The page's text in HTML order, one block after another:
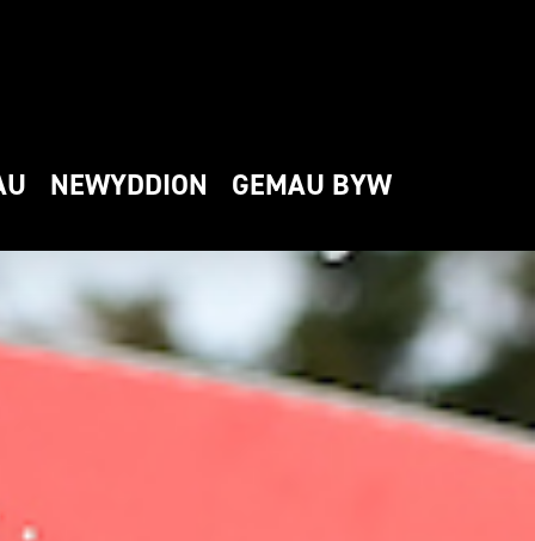
NEWYDDION GEMAU BYW